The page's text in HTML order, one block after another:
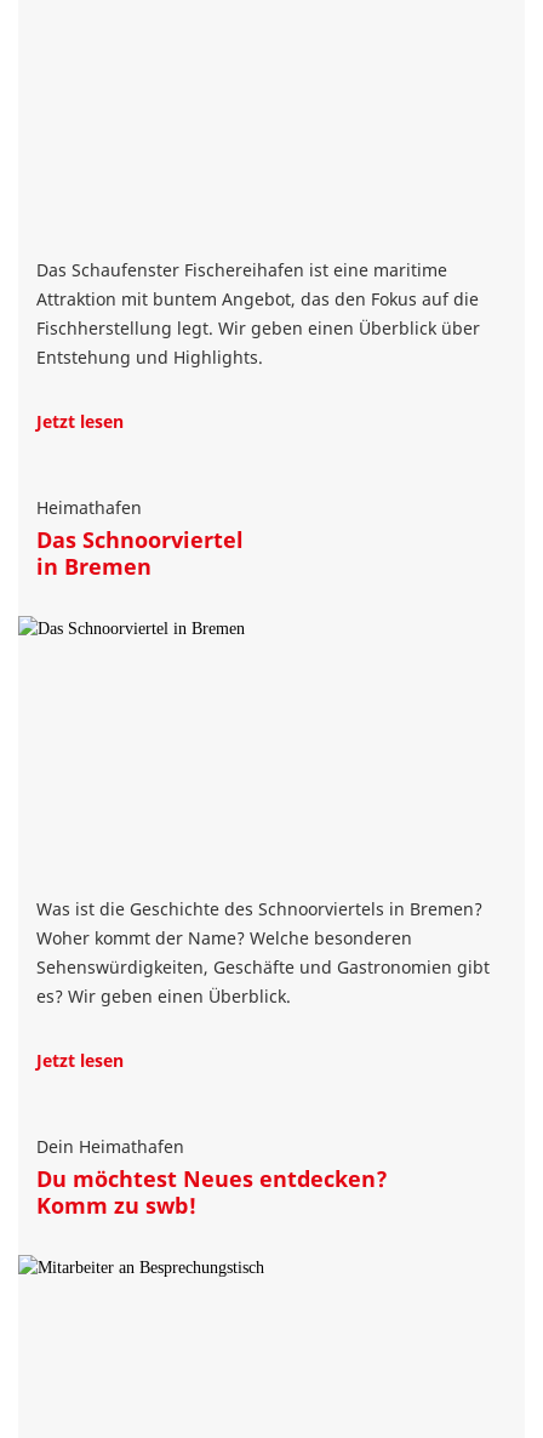
Das Schaufenster Fischereihafen ist eine maritime
Attraktion mit buntem Angebot, das den Fokus auf die
Fischherstellung legt. Wir geben einen Überblick über
Entstehung und Highlights.
Jetzt lesen
Heimathafen
Das Schnoorviertel
in Bremen
Was ist die Geschichte des Schnoorviertels in Bremen?
Woher kommt der Name? Welche besonderen
Sehenswürdigkeiten, Geschäfte und Gastronomien gibt
es? Wir geben einen Überblick.
Jetzt lesen
Dein Heimathafen
Du möchtest Neues entdecken?
Komm zu swb!